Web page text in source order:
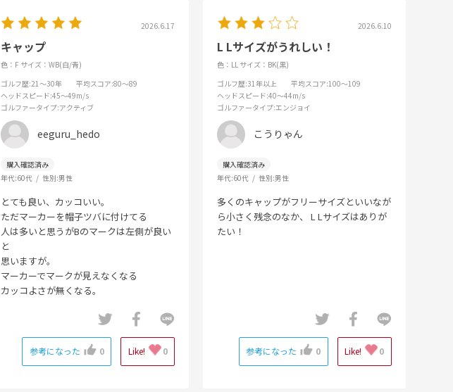
2026.6.17
キャップ
色：F サイズ：WB(白/青)
ゴルフ歴:21～30年 平均スコア:80～89
ヘッドスピード:45～49m/s
ゴルファータイプ:アクティブ
eeguru_hedo
年代:60代 性別:男性
とても良い、カッコいい。
ただマーカーを帽子ツバに付けてる
人は多いと思うがBのマークは左側が良い
と
思いますが。
マーカーでマークが見えなくなる
カッコよさが無くなる。
参考になった 0 Like! 0
2026.6.10
L Lサイズがうれしい！
色：LL サイズ：BK(黒)
ゴルフ歴:31年以上 平均スコア:100～109
ヘッドスピード:40～44m/s
ゴルファータイプ:エンジョイ
こうりゃん
年代:60代 性別:男性
多くのキャップがフリーサイズといいなが
ら小さく残念のなか、 L Lサイズはありが
たい！
参考になった 0 Like! 0